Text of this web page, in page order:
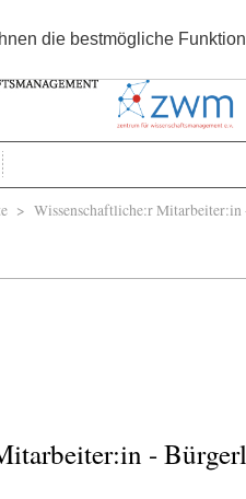
die bestmögliche
> Wissenschaftliche:r Mitarbeiter:in
-